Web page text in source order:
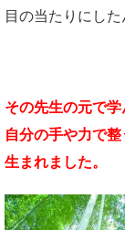
目の当たりにした
その先生の元で学
自分の手や力で
生まれました。